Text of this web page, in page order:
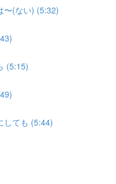
〜(ない) (5:32)
(5:15)
しても (5:44)